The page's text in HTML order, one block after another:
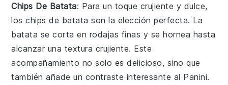
Chips De Batata: Para un toque crujiente y dulce,
loschips de batata son la elección perfecta. La
batata se corta en rodajas finas y se hornea hasta
alcanzar una textura crujiente. Este
acompañamiento no solo es delicioso, sino que
también añade un contraste interesante al Panini.